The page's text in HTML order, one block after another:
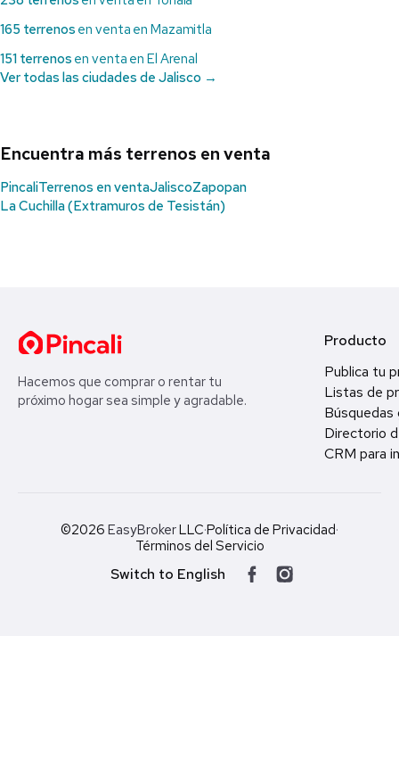
165 terrenos en venta en Mazamitla
151 terrenos en venta en El Arenal
Ver todas las ciudades de Jalisco →
Encuentra más terrenos en venta
PincaliTerrenos en ventaJaliscoZapopan
La Cuchilla (Extramuros de Tesistán)
Hacemos que comprar o rentar tu
próximo hogar sea simple y agradable.
Producto
Publica tu
Listas de
Búsquedas
Directorio
CRM para
©2026 EasyBrokerLLC·Política de Privacidad·
Términos del Servicio
Switch to English